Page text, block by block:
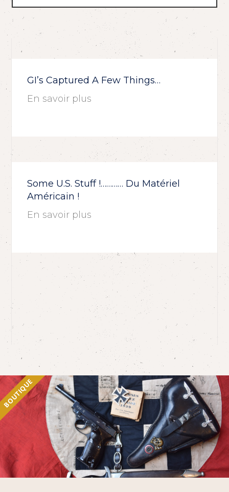
GI’s Captured A Few Things…
En savoir plus
Some U.S. Stuff !………… Du Matériel
Américain !
En savoir plus
BOUTIQUE